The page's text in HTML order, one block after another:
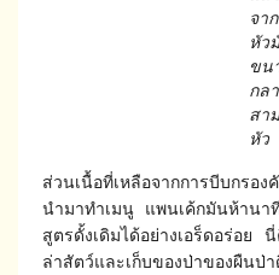
จาก
หัว
ขน
กล
สาม
หัว
ส่วนเนื้อที่เหลือจากการบีบกรอ
นำมาทำเมนู แพนเค้กมันห้าน
สูตรดั้งเดิมได้อย่างเอร็ดอร่อย
ล่าสัตว์และเก็บของป่าของผืน